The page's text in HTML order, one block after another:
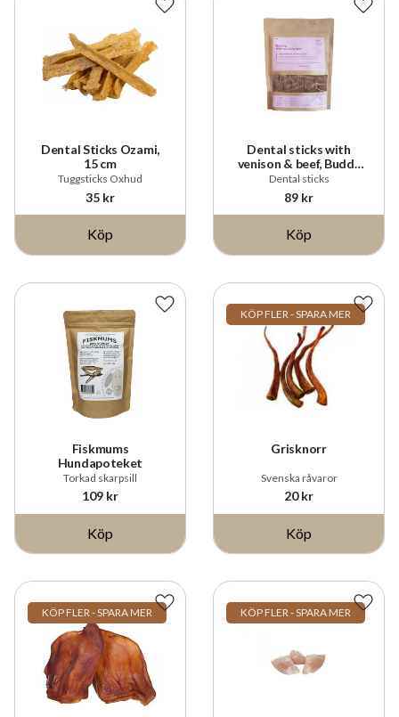
Dental Sticks Ozami,
15 cm
Tuggsticks Oxhud
35 kr
Lägg till i favoriter
Köp
Dental sticks with
venison & beef, Buddy
100g
Dental sticks
89 kr
Lägg
Köp
Fiskmums
Hundapoteket
Torkad skarpsill
109 kr
Lägg till i favoriter
Köp
Grisknorr
Svenska råvaror
20kr
KÖP FLER - SPARA MER Lägg
Köp
KÖP FLER - SPARA MER Lägg till i favoriterKÖP FLER - SPARA MER Lägg